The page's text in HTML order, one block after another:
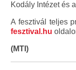
Kodály Intézet és
A fesztivál teljes
fesztival.hu
(MTI)